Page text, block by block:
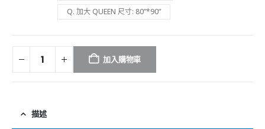
Q. 加大 QUEEN 尺寸: 80”*90”
加入購物車
描述